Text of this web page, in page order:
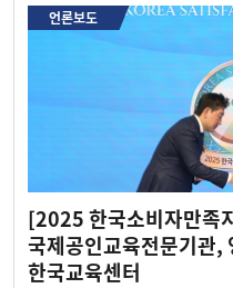
언론보도
[2025 한국소비자만족
국제공인교육전문기관,
한국교육센터